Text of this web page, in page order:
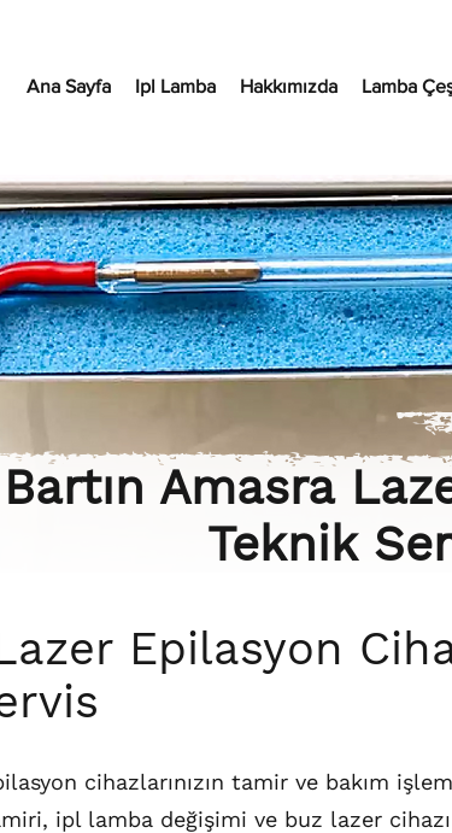
Ana Sayfa Ipl Lamba Hakkımızda Lamba
Bartın Amasra
Teknik
Epilasyon
cihazlarınızın tamir ve bakım
ipl lamba değişimi ve buz lazer